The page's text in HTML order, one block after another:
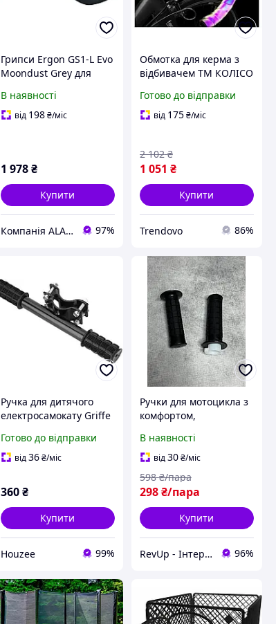
Грипси Ergon GS1-L Evo
Moondust Grey для
ергономічні ручки з
покращеним
В наявності
від 198 ₴/міс
1 978 ₴
Купити
Компанія ALANTUR 97%
Обмотка для керма з
відбивачем ТМ КОЛІСО
покращує безпеку та
комфорт
Готово до відправки
від 175₴/міс
1 051 ₴
2 102 ₴
Купити
Trendovo 86%
Ручка для дитячого
електросамокату Griffe
грипсу чорна для
управління та безпеки
Готово до відправки
від36 ₴/міс
360 ₴
Купити
Houzee 99%
Ручки для мотоцикла з
комфортом,
чорного кольору для
ендуро та кросу з
ручкою газу, Грипси
для мопеду
В наявності
від30₴/міс
298₴/пара
598 ₴/пара
Купити
RevUp - Інтернет магазин стильних товарів 96%